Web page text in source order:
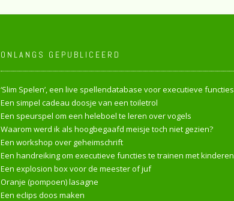
ONLANGS GEPUBLICEERD
‘Slim Spelen’, een live spellendatabase voor executieve functies
Een simpel cadeau doosje van een toiletrol
Een speurspel om een heleboel te leren over vogels
Waarom werd ik als hoogbegaafd meisje toch niet gezien?
Een workshop over geheimschrift
Een handreiking om executieve functies te trainen met kinderen
Een explosion box voor de meester of juf
Oranje (pompoen) lasagne
Een eclips doos maken